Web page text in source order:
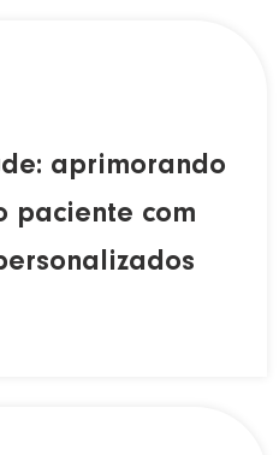
aprimorando
paciente com